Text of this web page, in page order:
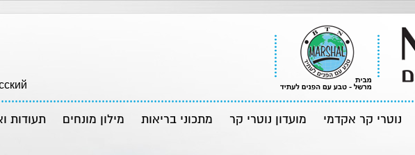
נוטרי קר אקדמי מועדון נוטרי קר מתכוני בריאות מילון מונחים תעודות